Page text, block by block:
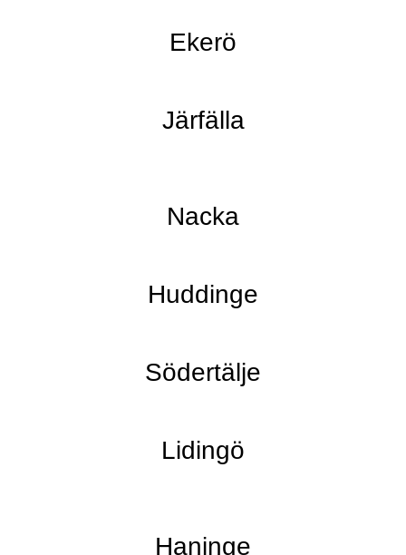
Ekerö
Järfälla
Nacka
Huddinge
Södertälje
Lidingö
Haninge